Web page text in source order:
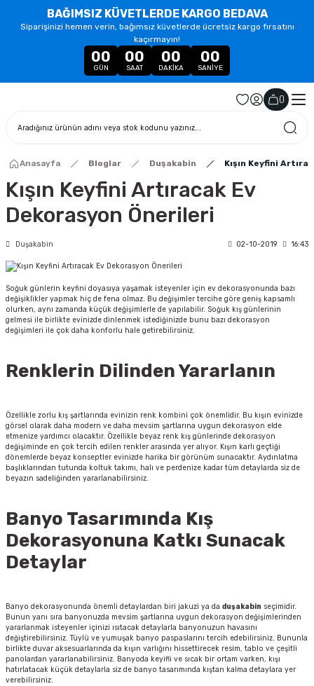
BAĞIMSIZ KÜVETLERDE KARGO BEDAVA
Siparişinizi hemen verin, bağımsız küvetlerde ücretsiz kargo fırsatını
kaçırmayın!
00
GÜN
00
SAAT
00
DAKIKA
00
SANIYE
()
Anasayfa Bloglar Duşakabin Kışın Keyfini
Kışın Keyfini Artıracak Ev
Dekorasyon Önerileri
Duşakabin 02-10-2019 16:43
Soğuk günlerin keyfini doyasıya yaşamak isteyenler için ev dekorasyonunda bazı
değişiklikler yapmak hiç de fena olmaz. Bu değişimler tercihe göre geniş kapsamlı
olurken, aynı zamanda küçük değişimlerle de yapılabilir. Soğuk kış günlerinin
gelmesi ile birlikte evinizde dinlenmek istediğinizde bunu bazı dekorasyon
değişimleri ile çok daha konforlu hale getirebilirsiniz.
Renklerin Dilinden Yararlanın
Özellikle zorlu kış şartlarında evinizin renk kombini çok önemlidir. Bu kışın evinizde
görsel olarak daha modern ve daha mevsim şartlarına uygun dekorasyon elde
etmenize yardımcı olacaktır. Özellikle beyaz renk kış günlerinde dekorasyon
değişiminde en çok tercih edilen renkler arasında yer alıyor. Kışın karlı geçtiği
dönemlerde beyaz konseptler evinizde harika bir görünüm sunacaktır. Aydınlatma
başlıklarından tutunda koltuk takımı, halı ve perdenize kadar tüm detaylarda siz de
beyazın sadeliğinden yararlanabilirsiniz.
Banyo Tasarımında Kış
Dekorasyonuna Katkı Sunacak
Detaylar
Banyo dekorasyonunda önemli detaylardan biri jakuzi ya da duşakabin seçimidir.
Bunun yanı sıra banyonuzda mevsim şartlarına uygun dekorasyon değişimlerinden
yararlanmak isteyenler içinizi ısıtacak detaylarla banyonuzun havasını
değiştirebilirsiniz. Tüylü ve yumuşak banyo paspaslarını tercih edebilirsiniz. Bununla
birlikte duvar aksesuarlarında da kışın varlığını hissettirecek resim, tablo ve çeşitli
panolardan yararlanabilirsiniz. Banyoda keyifli ve sıcak bir ortam varken, kışı
hatırlatacak küçük detaylarla siz de banyo tasarımında kıştan kalma detaylara yer
verebilirsiniz.